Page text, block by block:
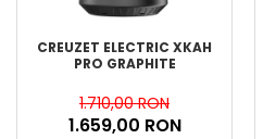
CREUZET ELECTRIC XKAH
PRO GRAPHITE
1.710,00 RON
1.659,00 RON